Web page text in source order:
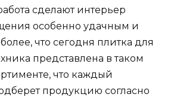
сделают интерьер
особенно удачным и
что сегодня плитка для
представлена в таком
что каждый
продукцию согласно